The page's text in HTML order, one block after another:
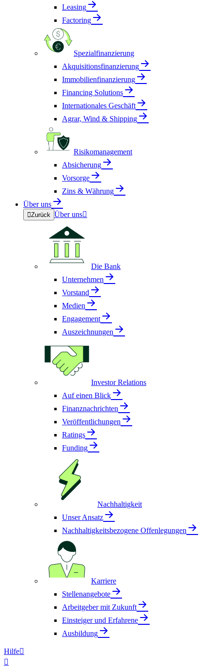
Leasing
Factoring
Spezialfinanzierung
Akquisitionsfinanzierung
Immobilienfinanzierung
Financing Solutions
Internationales Geschäft
Agrar, Wind & Shipping
Risikomanagement
Absicherung
Vorsorge
Zins & Währung
Über uns
Zurück Über uns
Die Bank
Unternehmen
Vorstand
Medien
Engagement
Auszeichnungen
Investor Relations
Auf einen Blick
Finanznachrichten
Veröffentlichungen
Ratings
Funding
Nachhaltigkeit
Unser Ansatz
Nachhaltigkeitsbezogene Offenlegungen
Karriere
Stellenangebote
Arbeitgeber mit Zukunft
Einsteiger und Erfahrene
Ausbildung
Hilfe
